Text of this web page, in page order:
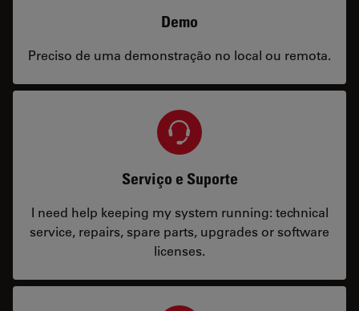
Demo
Preciso de uma demonstração no local ou remota.
Serviço e Suporte
I need help keeping my system running: technical
service, repairs, spare parts, upgrades or software
licenses.